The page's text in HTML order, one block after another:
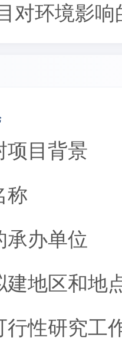
对环境影响
项目背景
称
承办单位
建地区和地
行性研究工